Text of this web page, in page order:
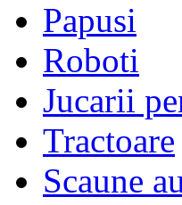
Papusi
Roboti
Jucarii
Tractoare
Scaune